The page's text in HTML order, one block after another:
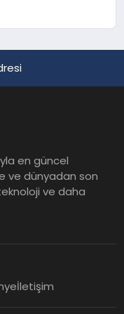
en güncel
ve dünyadan son
ve daha
İletişim